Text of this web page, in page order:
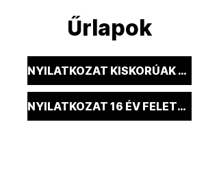
Űrlapok
NYILATKOZAT KISKORÚAK ESETÉN
NYILATKOZAT 16 ÉV FELETTIEKNEK